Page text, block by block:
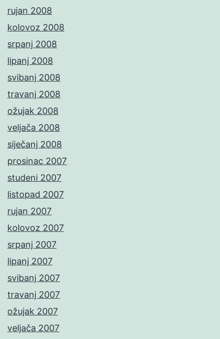
rujan 2008
kolovoz 2008
srpanj 2008
lipanj 2008
svibanj 2008
travanj 2008
ožujak 2008
veljača 2008
siječanj 2008
prosinac 2007
studeni 2007
listopad 2007
rujan 2007
kolovoz 2007
srpanj 2007
lipanj 2007
svibanj 2007
travanj 2007
ožujak 2007
veljača 2007